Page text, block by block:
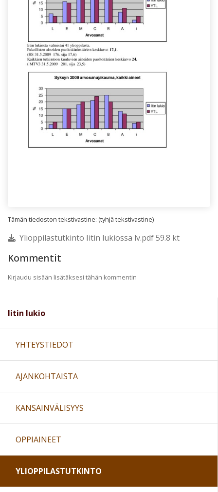
Tämän tiedoston tekstivastine: (tyhjä tekstivastine)
Ylioppilastutkinto Iitin lukiossa lv.pdf 59.8 kt
Kommentit
Kirjaudu sisään lisätäksesi tähän kommentin
Iitin lukio
YHTEYSTIEDOT
AJANKOHTAISTA
KANSAINVÄLISYYS
OPPIAINEET
YLIOPPILASTUTKINTO